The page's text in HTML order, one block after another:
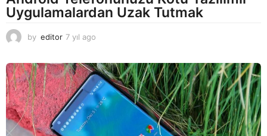
Uygulamalardan Uzak Tutmak
by editor 7 yıl ago
l
a
g
o